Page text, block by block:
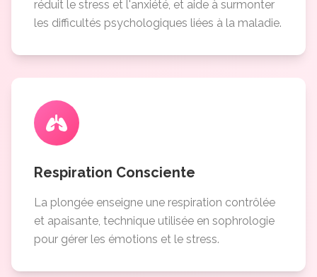
réduit le stress et l'anxiété, et aide à surmonter
les difficultés psychologiques liées à la maladie.
Respiration Consciente
La plongée enseigne une respiration contrôlée
et apaisante, technique utilisée en sophrologie
pour gérer les émotions et le stress.